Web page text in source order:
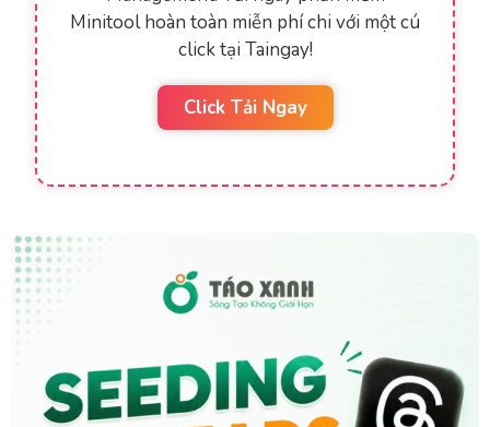
Minitool hoàn toàn miễn phí chi với một cú
click tại Taingay!
Click Tải Ngay